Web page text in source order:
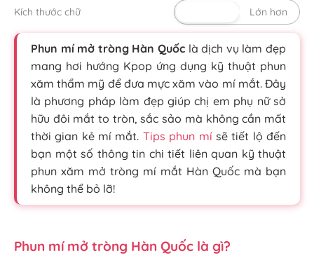
Kích thước chữ Lớn hơn
Phun mí mở tròng Hàn Quốc là dịch vụ làm đẹp
mang hơi hướng Kpop ứng dụng kỹ thuật phun
xăm thẩm mỹ để đưa mực xăm vào mí mắt. Đây
là phương pháp làm đẹp giúp chị em phụ nữ sở
hữu đôi mắt to tròn, sắc sảo mà không cần mất
thời gian kẻ mí mắt. Tips phun mísẽ tiết lộ đến
bạn một số thông tin chi tiết liên quan kỹ thuật
phun xăm mở tròng mí mắt Hàn Quốc mà bạn
không thể bỏ lỡ!
Phun mí mở tròng Hàn Quốc là gì?